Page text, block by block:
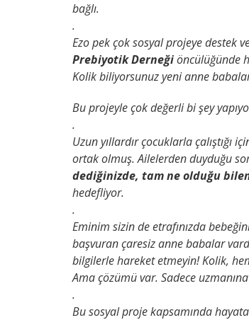
bağlı.
.
Ezo pek çok sosyal projeye destek
Prebiyotik Derneğiöncülüğünde
Kolik biliyorsunuz yeni anne
Bu projeyle çok değerli bi şey
.
Uzun yıllardır çocuklarla çalıştığı
ortak olmuş. Ailelerden duyduğu
dediğinizde, tam ne olduğu
hedefliyor.
.
Eminim sizin de etrafınızda
başvuran çaresiz anne babalar
bilgilerle hareket etmeyin! Kolik,
Ama çözümü var. Sadece
.
Bu sosyal proje kapsamında